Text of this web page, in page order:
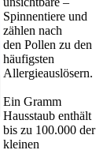
Spinnentiere und
zählen nach
den Pollen zu den
häufigsten
Allergieauslösern.
Ein Gramm
Hausstaub enthält
bis zu 100.000 der
kleinen